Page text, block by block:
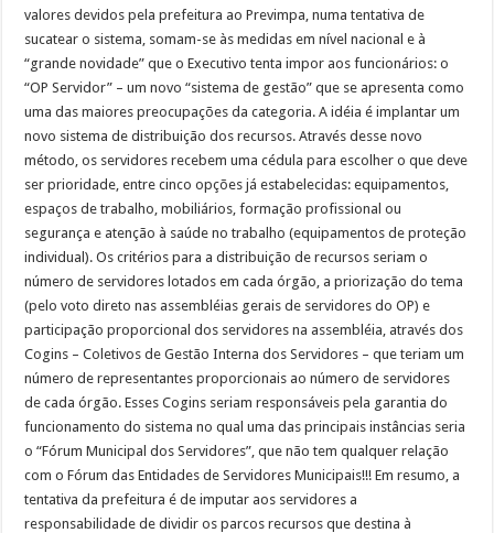
valores devidos pela prefeitura ao Previmpa, numa tentativa de
sucatear o sistema, somam-se às medidas em nível nacional e à
“grande novidade” que o Executivo tenta impor aos funcionários: o
“OP Servidor” – um novo “sistema de gestão” que se apresenta como
uma das maiores preocupações da categoria. A idéia é implantar um
novo sistema de distribuição dos recursos. Através desse novo
método, os servidores recebem uma cédula para escolher o que deve
ser prioridade, entre cinco opções já estabelecidas: equipamentos,
espaços de trabalho, mobiliários, formação profissional ou
segurança e atenção à saúde no trabalho (equipamentos de proteção
individual). Os critérios para a distribuição de recursos seriam o
número de servidores lotados em cada órgão, a priorização do tema
(pelo voto direto nas assembléias gerais de servidores do OP) e
participação proporcional dos servidores na assembléia, através dos
Cogins – Coletivos de Gestão Interna dos Servidores – que teriam um
número de representantes proporcionais ao número de servidores
de cada órgão. Esses Cogins seriam responsáveis pela garantia do
funcionamento do sistema no qual uma das principais instâncias seria
o “Fórum Municipal dos Servidores”, que não tem qualquer relação
com o Fórum das Entidades de Servidores Municipais!!! Em resumo, a
tentativa da prefeitura é de imputar aos servidores a
responsabilidade de dividir os parcos recursos que destina à